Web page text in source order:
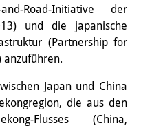
Road-Initiative der
und die japanische
(Partnership for
anzuführen.
Japan und China
die aus den
Flusses (China,